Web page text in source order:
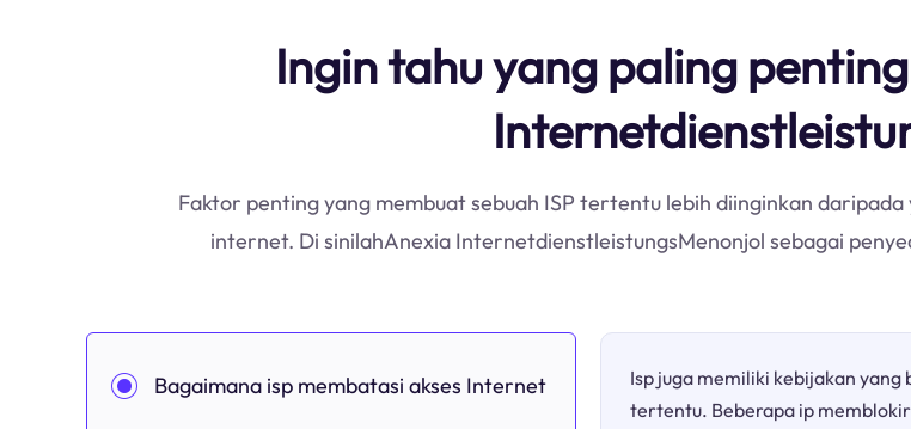
Ingin tahu yang paling
Faktor penting yang membuat sebuah ISP tertentu lebih diinginkan
internet. Di sinilahAnexia InternetdienstleistungsMenonjol sebagai
Bagaimana isp membatasi akses Internet
Isp juga memiliki kebijakan
tertentu. Beberapa ip